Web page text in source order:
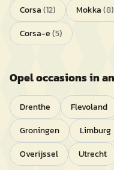
Corsa(12) Mokka(8)
Corsa-e(5)
Opeloccasions in
Drenthe Flevoland
Groningen
Limburg
Overijssel
Utrecht